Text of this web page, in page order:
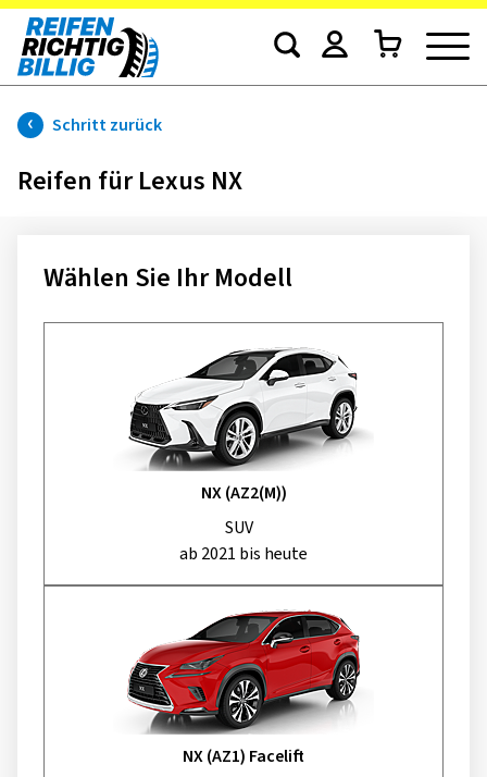
Schritt zurück
Reifen für Lexus NX
Wählen Sie Ihr Modell
NX (AZ2(M))
SUV
ab 2021 bis heute
NX (AZ1) Facelift